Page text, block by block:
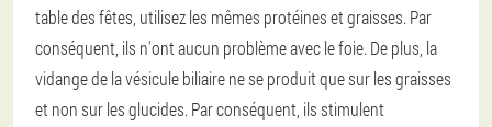
table des fêtes, utilisez les mêmes protéines et graisses. Par
conséquent, ils n'ont aucun problème avec le foie. De plus, la
vidange de la vésicule biliaire ne se produit que sur les graisses
et non sur les glucides. Par conséquent, ils stimulent